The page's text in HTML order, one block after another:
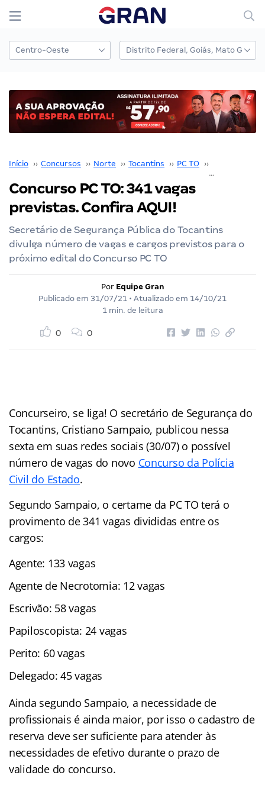
Início ›› Concursos ›› Norte ›› Tocantins ›› PC TO ››
Concurso PC TO: 341 vagas
previstas. Confira AQUI!
Secretário de Segurança Pública do Tocantins
divulga número de vagas e cargos previstos para o
próximo edital do Concurso PC TO
Por Equipe Gran
Publicado em 31/07/21 • Atualizado em 14/10/21
1 min. de leitura
0 0
Concurseiro, se liga! O secretário de Segurança do
Tocantins, Cristiano Sampaio, publicou nessa
sexta em suas redes sociais (30/07) o possível
número de vagas do novo Concurso da Polícia
Civil do Estado.
Segundo Sampaio, o certame da PC TO terá o
provimento de 341 vagas divididas entre os
cargos:⠀
Agente: 133 vagas⠀
Agente de Necrotomia: 12 vagas
Escrivão: 58 vagas
Papiloscopista: 24 vagas
Perito: 60 vagas
Delegado: 45 vagas
Ainda segundo Sampaio, a necessidade de
profissionais é ainda maior, por isso o cadastro de
reserva deve ser suficiente para atender às
necessidades de efetivo durante o prazo de
validade do concurso.